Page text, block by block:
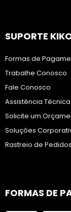
SUPORTE
Formas de
Trabalhe Conosco
Fale Conosco
Assistência Técnica
Solicite um
Soluções
Rastreio de Pedidos
FORMAS DE